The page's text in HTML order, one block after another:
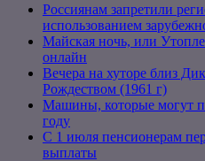
Россиянам запретили
использованием
Майская ночь, или
онлайн
Вечера на хуторе близ
Рождеством (1961 г)
Машины, которые могут
году
С 1 июля пенсионерам
выплаты